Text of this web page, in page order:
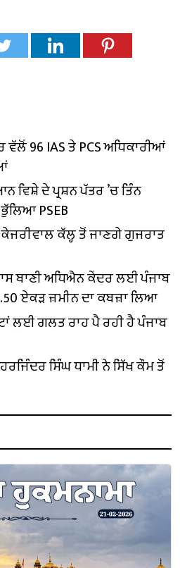
ਵੱਲੋਂ 96 IAS ਤੇ PCS ਅਧਿਕਾਰੀਆਂ
ਵਿਸ਼ੇ ਦੇ ਪ੍ਰਸ਼ਨ ਪੱਤਰ ’ਚ ਤਿੰਨ
PSEB
ਕੱਲ੍ਹ ਤੋਂ ਜਾਣਗੇ ਗੁਜਰਾਤ
ਬਾਣੀ ਅਧਿਐਨ ਕੇਂਦਰ ਲਈ ਪੰਜਾਬ
ਏਕੜ ਜ਼ਮੀਨ ਦਾ ਕਬਜ਼ਾ ਲਿਆ
ਲਈ ਗਲਤ ਰਾਹ ਪੈ ਰਹੀ ਹੈ ਪੰਜਾਬ
ਹਰਜਿੰਦਰ ਸਿੰਘ ਧਾਮੀ ਨੇ ਸਿੱਖ ਕੌਮ ਤੋਂ